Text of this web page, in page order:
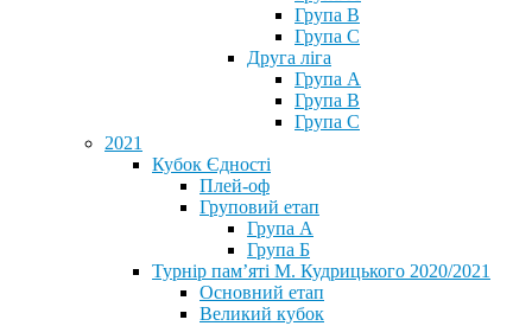
Група B
Група C
Друга ліга
Група A
Група B
Група C
2021
Кубок Єдності
Плей-оф
Груповий етап
Група А
Група Б
Турнір пам’яті М. Кудрицького 2020/2021
Основний етап
Великий кубок